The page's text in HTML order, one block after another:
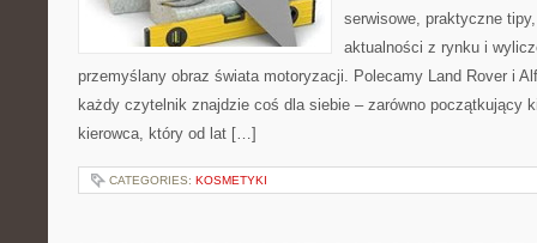
serwisowe, praktyczne
aktualności z rynku i
przemyślany obraz świata motoryzacji. Polecamy Land Rover i
każdy czytelnik znajdzie coś dla siebie – zarówno początkujący
kierowca, który od lat […]
CATEGORIES: KOSMETYKI